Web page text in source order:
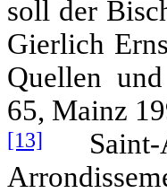
soll der
Gierlich
Quellen
65, Mainz
[13]
Saint-